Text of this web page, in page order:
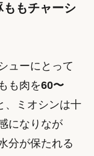
もチャーシ
ューにとって
も肉を60〜
、ミオシンは十
になりなが
分が保たれる